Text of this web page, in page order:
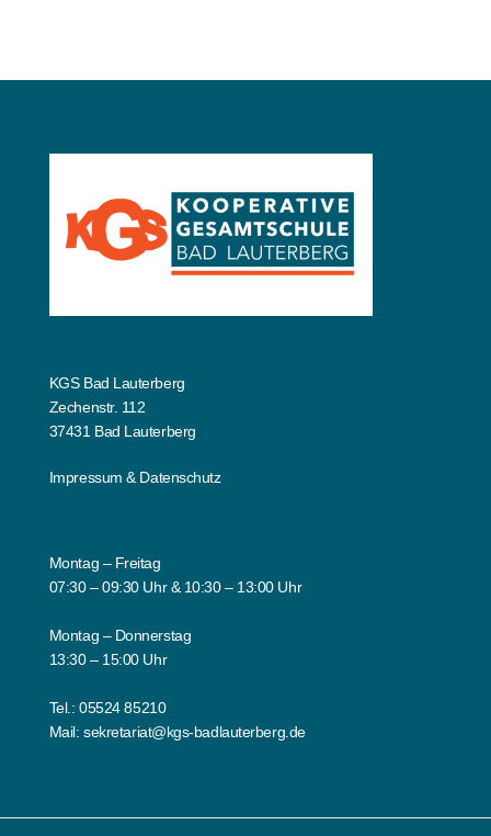
KGS Bad Lauterberg
Zechenstr. 112
37431 Bad Lauterberg
Impressum &Datenschutz
Montag – Freitag
07:30 – 09:30 Uhr & 10:30 – 13:00 Uhr
Montag – Donnerstag
13:30 – 15:00 Uhr
Tel.:05524 85210
Mail:sekretariat@kgs-badlauterberg.de